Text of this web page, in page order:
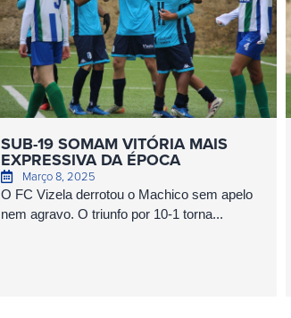
SUB-19 SOMAM VITÓRIA MAIS
EXPRESSIVA DA ÉPOCA
Março 8, 2025
O FC Vizela derrotou o Machico sem apelo
nem agravo. O triunfo por 10-1 torna...